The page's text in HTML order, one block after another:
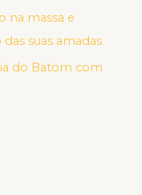
na massa e
suas amadas
do Batom com